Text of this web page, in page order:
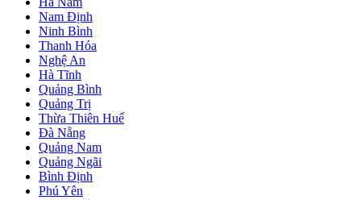
Nam Định
Ninh Bình
Thanh Hóa
Nghệ An
Hà Tĩnh
Quảng Bình
Quảng Trị
Thừa Thiên Huế
Đà Nẵng
Quảng Nam
Quảng Ngãi
Bình Định
Phú Yên